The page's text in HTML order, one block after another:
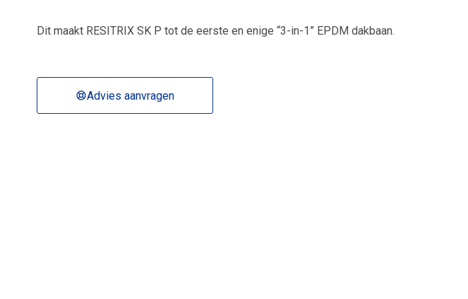
Dit maakt RESITRIX SK P tot de eerste en enige “3-in-1” EPDM dakbaan.
Advies aanvragen